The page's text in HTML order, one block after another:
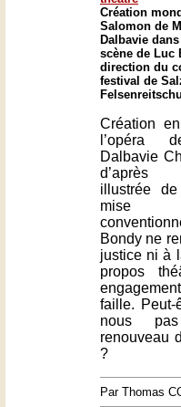
Création
Salomon de
Dalbavie
scène de Luc
direction du
festival de
Création
l’opéra
Dalbavie
d’après
illustrée
mise
Bondy ne
justice ni à
propos
faille. Peut-
nous
renouveau
?
Par Thomas